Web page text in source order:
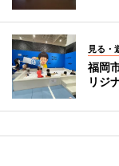
見る・
福岡
リジ